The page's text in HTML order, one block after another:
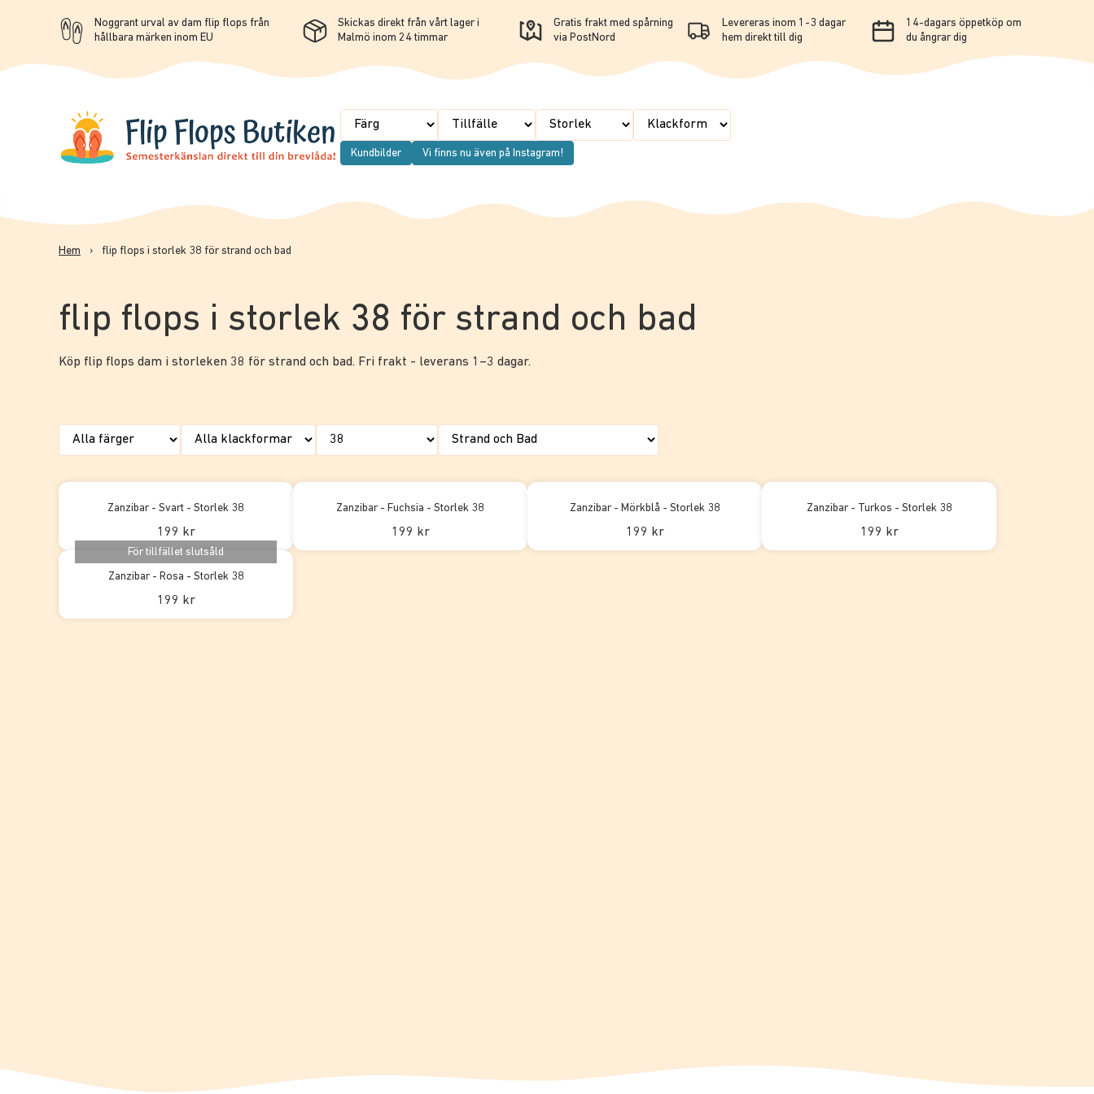
Noggrant urval av dam flip flops från
hållbara märken inom EU
Skickas direkt från vårt lager i
Malmö inom 24 timmar
Gratis frakt med spårning
via PostNord
Levereras inom 1-3 dagar
hem direkt till dig
14-dagars öppetköp om
du ångrar dig
Kundbilder Vi finns nu även på Instagram!
Hem › flip flops i storlek 38 för strand och bad
flip flops i storlek 38 för strand och bad
Köp flip flops dam i storleken 38 för strand och bad. Fri frakt - leverans 1–3 dagar.
Zanzibar - Svart - Storlek 38
199 kr
Zanzibar - Fuchsia - Storlek 38
199 kr
Zanzibar - Mörkblå - Storlek 38
199 kr
Zanzibar - Turkos - Storlek 38
199 kr
För tillfället slutsåld
Zanzibar - Rosa - Storlek 38
199 kr